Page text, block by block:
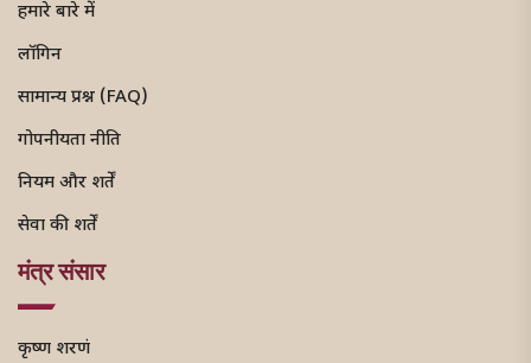
हमारे बारे में
लॉगिन
सामान्य प्रश्न (FAQ)
गोपनीयता नीति
नियम और शर्तें
सेवा की शर्तें
मंत्र संसार
कृष्ण शरणं